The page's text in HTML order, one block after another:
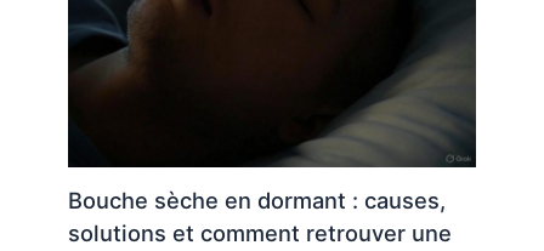
Bouche sèche en dormant : causes,
solutions et comment retrouver une